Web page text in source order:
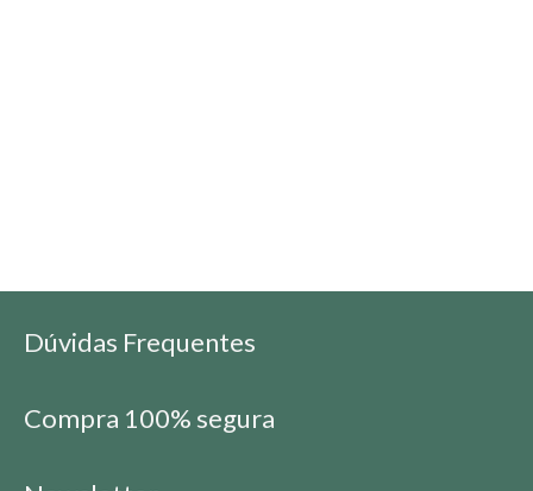
Dúvidas Frequentes
Compra 100% segura